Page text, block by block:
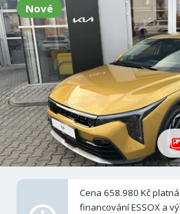
Nové
Cena 658.980 Kč
financování ESSOX a